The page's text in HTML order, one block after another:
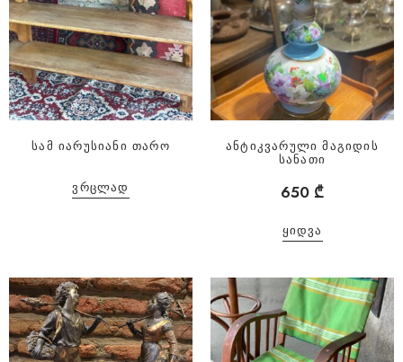
სამ იარუსიანი თარო
ᲕᲠᲪᲚᲐᲓ
ანტიკვარული მაგიდის
სანათი
650 ₾
ᲧᲘᲓᲕᲐ